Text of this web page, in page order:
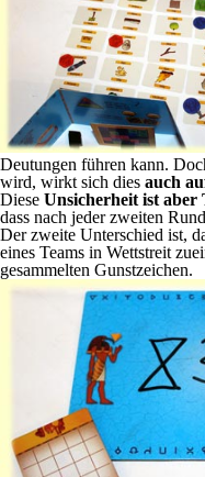
Deutungen führen kann.
wird, wirkt sich dies auch
Diese Unsicherheit ist aber
dass nach jeder zweiten
Der zweite Unterschied ist,
eines Teams in Wettstreit
gesammelten Gunstzeichen.